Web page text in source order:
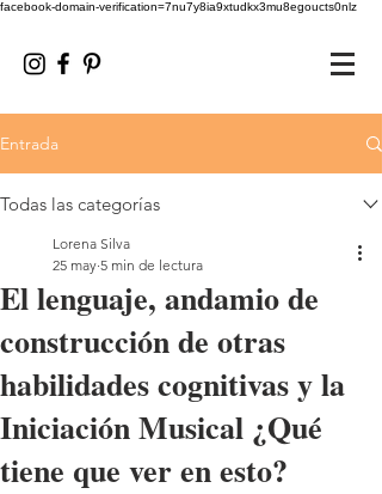
facebook-domain-verification=7nu7y8ia9xtudkx3mu8egoucts0nlz
Entrada
Todas las categorías
El lenguaje, andamio de
construcción de otras
habilidades cognitivas y la
Iniciación Musical ¿Qué
tiene que ver en esto?
Lorena Silva
25 may 5 min de lectura